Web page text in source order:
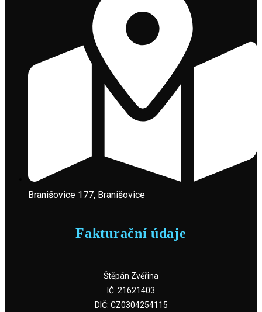
Branišovice 177, Branišovice
Fakturační údaje
Štěpán Zvěřina
IČ: 21621403
DIČ: CZ0304254115